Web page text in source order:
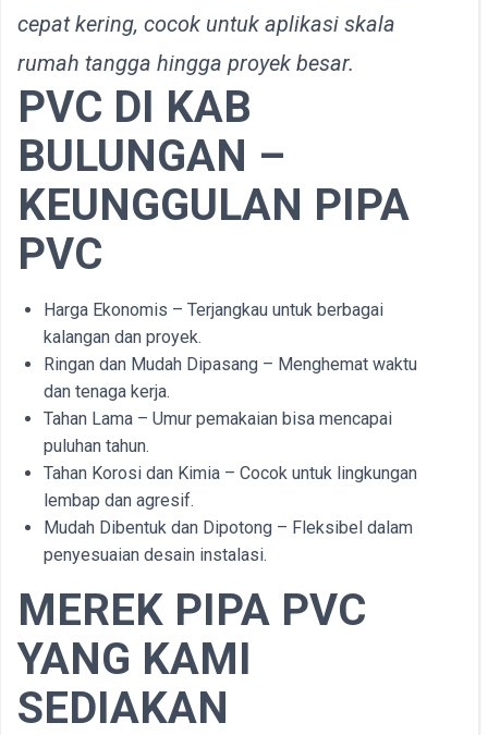
cepat kering, cocok untuk aplikasi skala
rumah tangga hingga proyek besar.
PVC DI KAB
BULUNGAN –
KEUNGGULAN PIPA
PVC
Harga Ekonomis – Terjangkau untuk berbagai
kalangan dan proyek.
Ringan dan Mudah Dipasang – Menghemat waktu
dan tenaga kerja.
Tahan Lama – Umur pemakaian bisa mencapai
puluhan tahun.
Tahan Korosi dan Kimia – Cocok untuk lingkungan
lembap dan agresif.
Mudah Dibentuk dan Dipotong – Fleksibel dalam
penyesuaian desain instalasi.
MEREK PIPA PVC
YANG KAMI
SEDIAKAN